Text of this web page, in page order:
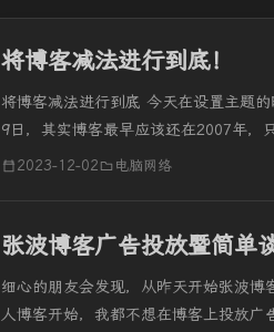
将博客减法进行到底！
将博客减法进行到底 今天在设置主题
9日，其实博客最早应该还在2007年，
了就丢了吧，感觉到无所谓。满打满算
2023-12-02 电脑网络
张波博客广告投放暨简单
细心的朋友会发现，从昨天开始张波
人博客开始，我都不想在博客上投放